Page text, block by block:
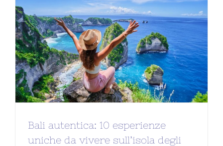
Bali autentica: 10 esperienze
uniche da vivere sull’isola degli